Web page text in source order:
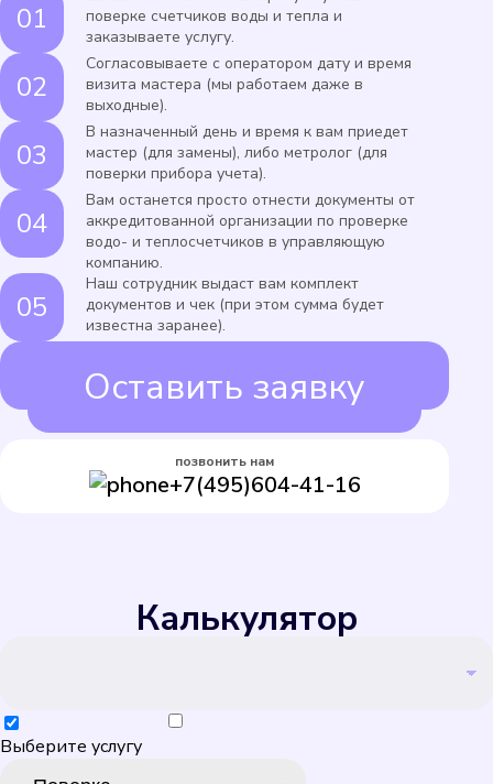
поверке счетчиков воды и тепла и
заказываете услугу.
Согласовываете с оператором дату и время
визита мастера (мы работаем даже в
выходные).
В назначенный день и время к вам приедет
мастер (для замены), либо метролог (для
поверки прибора учета).
Вам останется просто отнести документы от
аккредитованной организации по проверке
водо- и теплосчетчиков в управляющую
компанию.
Наш сотрудник выдаст вам комплект
документов и чек (при этом сумма будет
известна заранее).
Оставить заявку
позвонить нам
+7(495)604-41-16
Калькулятор
Выберите услугу